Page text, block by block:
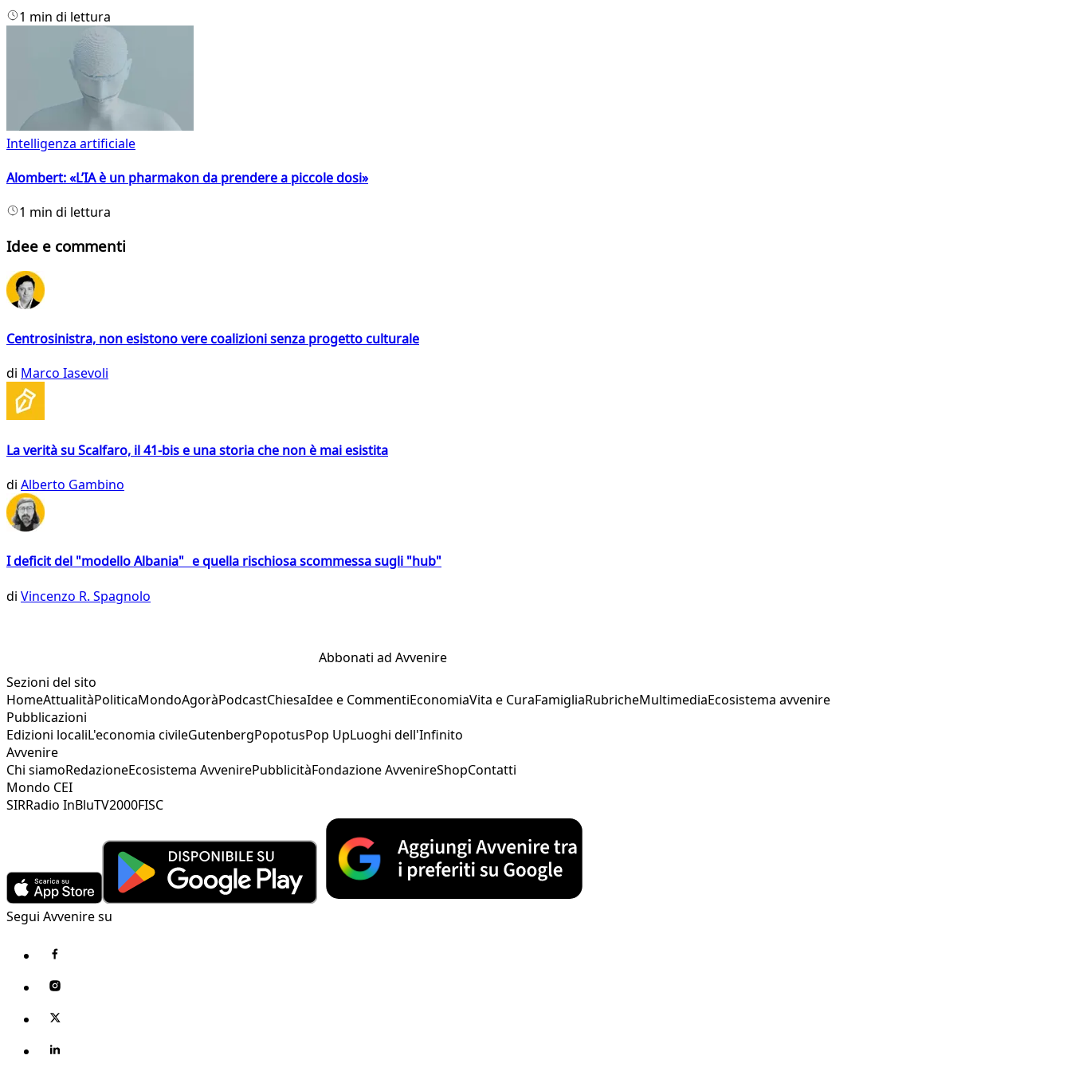
1 min di lettura
Intelligenza artificiale
Alombert: «L’IA è un pharmakon da prendere a piccole dosi»
1 min di lettura
Idee e commenti
Centrosinistra, non esistono vere coalizioni senza progetto culturale
di Marco Iasevoli
La verità su Scalfaro, il 41-bis e una storia che non è mai esistita
di Alberto Gambino
I deficit del "modello Albania" e quella rischiosa scommessa sugli "hub"
di Vincenzo R. Spagnolo
Abbonati ad Avvenire
Sezioni del sito
HomeAttualitàPoliticaMondoAgoràPodcastChiesaIdee e CommentiEconomiaVita e CuraFamigliaRubricheMultimediaEcosistema avvenire
Pubblicazioni
Edizioni localiL'economia civileGutenbergPopotusPop UpLuoghi dell'Infinito
Avvenire
Chi siamoRedazioneEcosistema AvvenirePubblicitàFondazione AvvenireShopContatti
Mondo CEI
SIRRadio InBluTV2000FISC
Segui Avvenire su